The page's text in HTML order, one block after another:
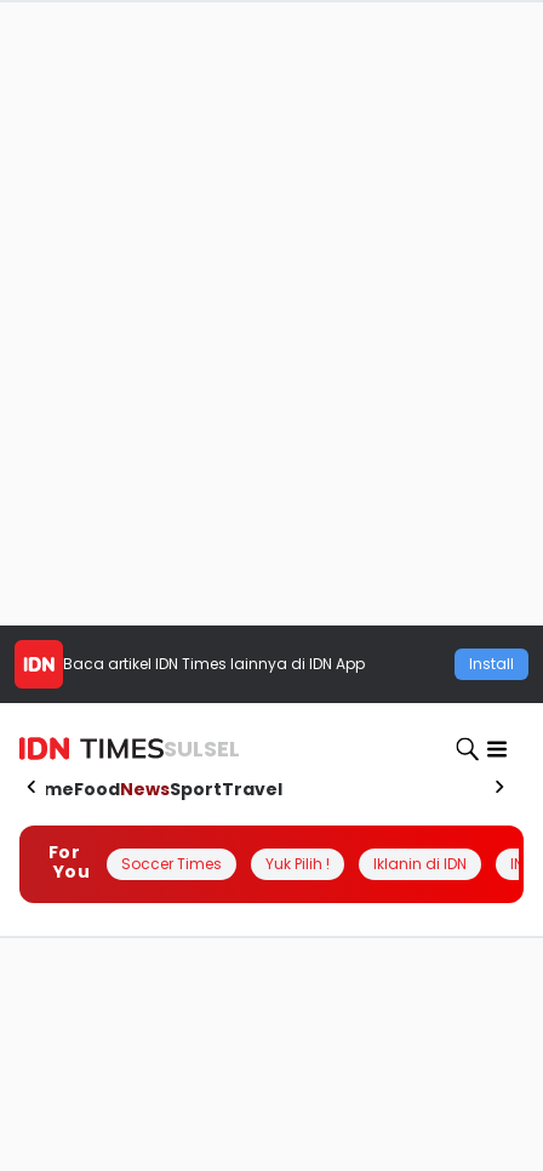
Baca artikel IDN Times lainnya di IDN App Install
SULSEL
HomeFoodNewsSportTravel
For
You
Soccer Times Yuk Pilih ! Iklanin di IDN